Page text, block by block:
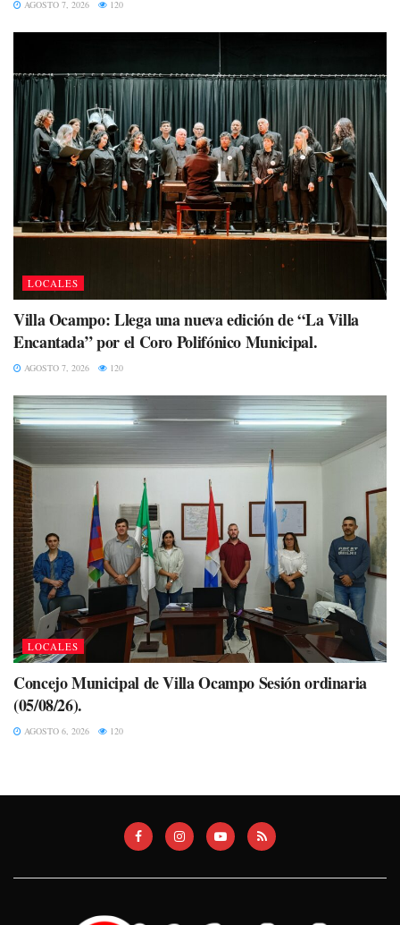
AGOSTO 7, 2026 120
LOCALES
Villa Ocampo: Llega una nueva edición de “La Villa
Encantada” por el Coro Polifónico Municipal.
AGOSTO 7, 2026 120
LOCALES
Concejo Municipal de Villa Ocampo Sesión ordinaria
(05/08/26).
AGOSTO 6, 2026 120